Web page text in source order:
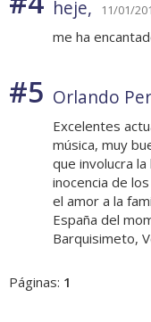
heje, 11/01/
me ha
#5 Orlando
Excelentes
música, muy
que involucra
inocencia de
el amor a la
España del
Barquisimeto,
Páginas: 1